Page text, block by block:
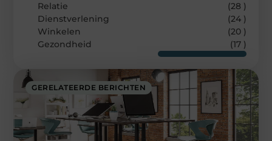
GERELATEERDE BERICHTEN
Relatie
(28 )
Dienstverlening
(24 )
Winkelen
(20 )
Gezondheid
(17 )